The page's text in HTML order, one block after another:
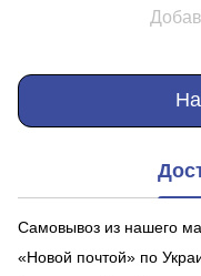
Самовывоз из нашего
«Новой почтой» по